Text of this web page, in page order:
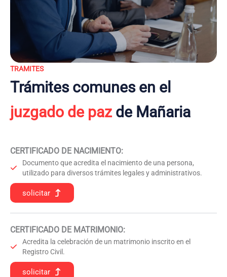
TRAMITES
Trámites comunes en el
juzgado de pazde Mañaria
CERTIFICADO DE NACIMIENTO:
Documento que acredita el nacimiento de una persona,
utilizado para diversos trámites legales y administrativos.
solicitar
CERTIFICADO DE MATRIMONIO:
Acredita la celebración de un matrimonio inscrito en el
Registro Civil.
solicitar